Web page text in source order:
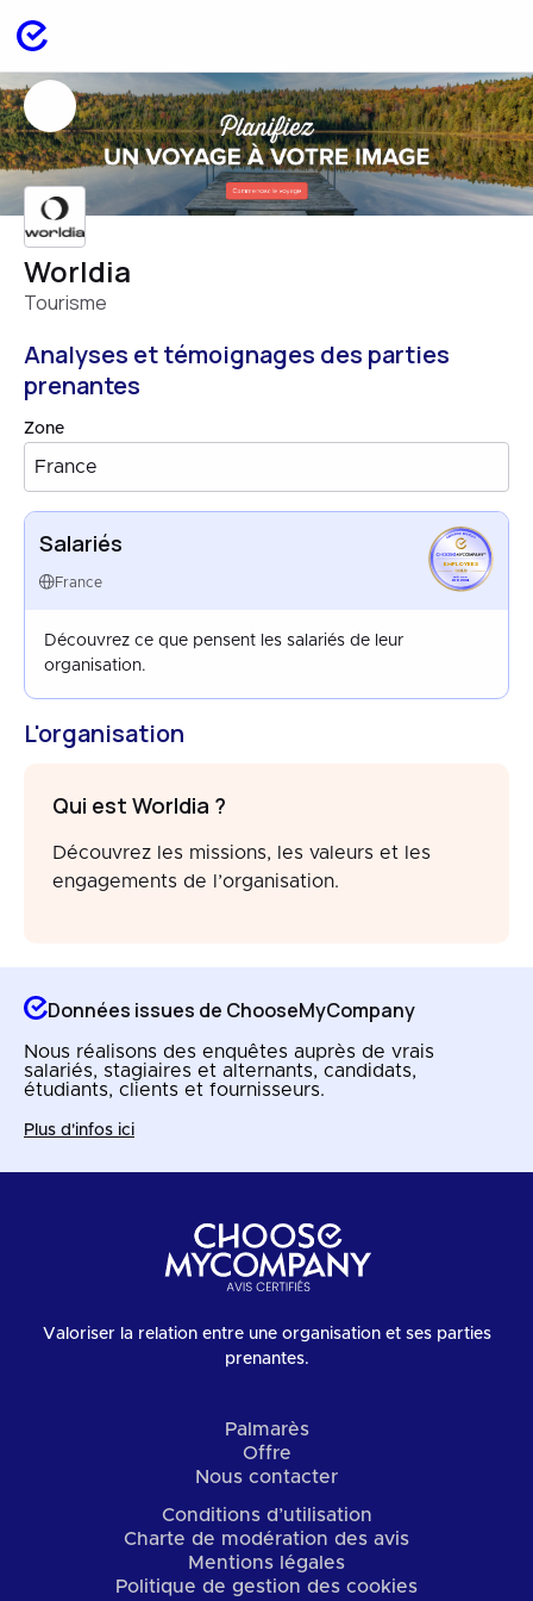
Worldia
Tourisme
Analyses et témoignages des parties
prenantes
Zone
France
Salariés
France
EMPLOYEES
FRANCE
JUN 2024
Découvrez ce que pensent les salariés de leur
organisation.
L'organisation
Qui est Worldia ?
Découvrez les missions, les valeurs et les
engagements de l’organisation.
Données issues de ChooseMyCompany
Nous réalisons des enquêtes auprès de vrais
salariés, stagiaires et alternants, candidats,
étudiants, clients et fournisseurs.
Plus d'infos ici
Valoriser la relation entre une organisation et ses parties
prenantes.
Palmarès
Offre
Nous contacter
Conditions d’utilisation
Charte de modération des avis
Mentions légales
Politique de gestion des cookies